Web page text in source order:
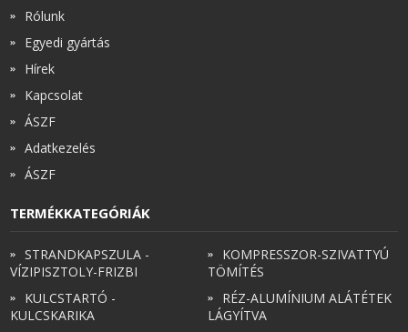
Rólunk
Egyedi gyártás
Hírek
Kapcsolat
ÁSZF
Adatkezelés
ÁSZF
TERMÉKKATEGÓRIÁK
STRANDKAPSZULA -
VÍZIPISZTOLY-FRIZBI
KULCSTARTÓ -
KULCSKARIKA
KOMPRESSZOR-SZIVATTYÚ
TÖMÍTÉS
RÉZ-ALUMÍNIUM ALÁTÉTEK
LÁGYÍTVA